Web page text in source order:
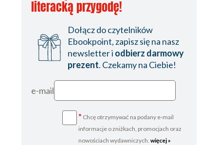
Ochrona przyrody
Początki
Ku zjednoczeniu
Olaf Święty i
chrześcijaństwo
Złoty wiek
Unia kalmarska
Reformacja
Pod berłem duńskim
(XVIXIX w.)
literacką przygodę!
Dołącz do czytelników
Ebookpoint, zapisz się na nasz
newsletter i odbierz darmowy
prezent. Czekamy na Ciebie!
e-mail
* Chcę otrzymywać na podany e-mail
informacje o zniżkach, promocjach oraz
nowościach wydawniczych. więcej »